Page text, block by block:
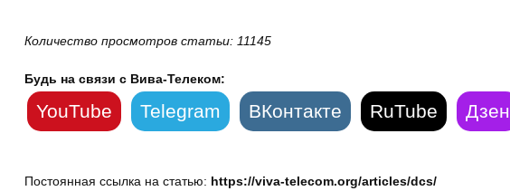
Количество просмотров статьи: 11145
Будь на связи с Вива-Телеком:
YouTube Telegram ВКонтакте RuTube Дзен
Постоянная ссылка на статью: https://viva-telecom.org/articles/dcs/